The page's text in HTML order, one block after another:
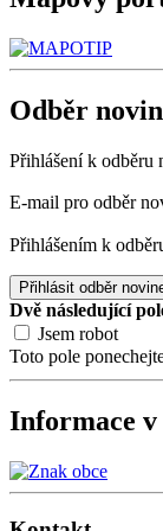
Odběr
Přihlášení k odběru
E-mail pro odběr
Přihlášením k
Přihlásit odběr
Dvě následující
Jsem robot
Toto pole
Informace v